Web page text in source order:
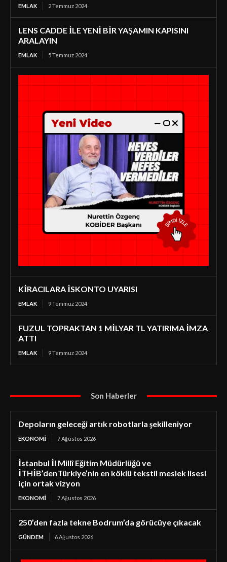
EMLAK 2 Temmuz 2024
LENS CADDE İLE YENİ BİR YAŞAMIN KAPISINI
ARALAYIN
EMLAK 5 Temmuz 2024
KİRACILARA İSKONTO UYARISI
EMLAK 9 Temmuz 2024
FUZUL TOPRAKTAN 1 MİLYAR TL YATIRIMA İMZA
ATTI
EMLAK 9 Temmuz 2024
Son Haberler
Depoların geleceği artık robotlarla şekilleniyor
EKONOMI 7 Ağustos 2026
İstanbul İl Millî Eğitim Müdürlüğü ve
İTHİB’denTürkiye’nin en köklü tekstil meslek lisesi
için ortak vizyon
EKONOMI 7 Ağustos 2026
250’den fazla tekne Bodrum’da görücüye çıkacak
GÜNDEM 6 Ağustos 2026